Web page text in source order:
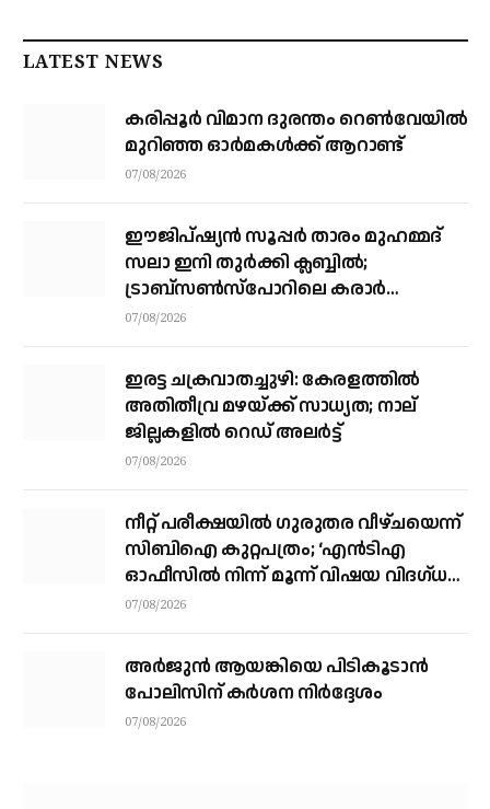
LATEST NEWS
കരിപ്പൂര്‍ വിമാന ദുരന്തം റെണ്‍വേയില്‍
മുറിഞ്ഞ ഓര്‍മകള്‍ക്ക് ആറാണ്ട്
07/08/2026
ഈജിപ്ഷ്യന്‍ സൂപ്പര്‍ താരം മുഹമ്മദ്
സലാ ഇനി തുര്‍ക്കി ക്ലബ്ബില്‍;
ട്രാബ്‌സണ്‍സ്‌പോറിലെ കരാര്‍
അവസാനഘട്ടത്തില്‍
07/08/2026
ഇരട്ട ചക്രവാതച്ചുഴി: കേരളത്തില്‍
അതിതീവ്ര മഴയ്ക്ക് സാധ്യത; നാല്
ജില്ലകളില്‍ റെഡ് അലര്‍ട്ട്
07/08/2026
നീറ്റ് പരീക്ഷയില്‍ ഗുരുതര വീഴ്ചയെന്ന്
സിബിഐ കുറ്റപത്രം; ‘എന്‍ടിഎ
ഓഫീസില്‍ നിന്ന് മൂന്ന് വിഷയ വിദഗ്ധര്‍
വിവിധ മാര്‍ഗങ്ങളിലൂടെ ചോദ്യങ്ങള്‍
07/08/2026
അര്‍ജുന്‍ ആയങ്കിയെ പിടികൂടാന്‍
പോലിസിന് കര്‍ശന നിര്‍ദ്ദേശം
07/08/2026